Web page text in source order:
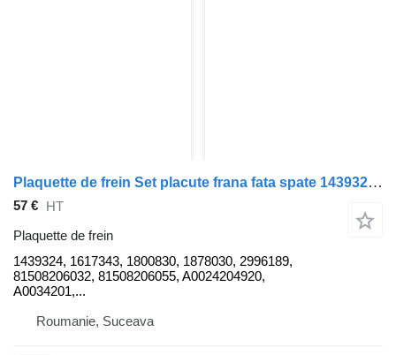
Plaquette de frein Set placute frana fata spate 1439324 pour tracteur routier DAF XF105
57 € HT
Plaquette de frein
1439324, 1617343, 1800830, 1878030, 2996189,
81508206032, 81508206055, A0024204920,
A0034201,...
Roumanie, Suceava